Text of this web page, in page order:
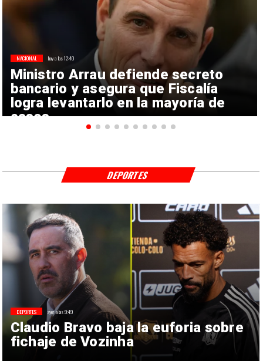
Ministro Arrau defiende secreto
bancario y asegura que Fiscalía
logra levantarlo en la mayoría de
casos
NACIONAL hoy a las 12:40
Claudio Bravo baja la euforia sobre
fichaje de Vozinha
DEPORTES ayer a las 9:49
DEPORTES